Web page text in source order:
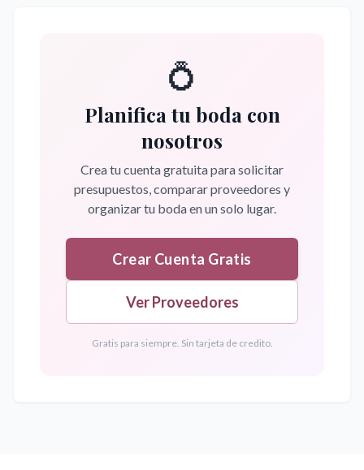
💍
Planifica tu boda con
nosotros
Crea tu cuenta gratuita para solicitar
presupuestos, comparar proveedores y
organizar tu boda en un solo lugar.
Crear Cuenta Gratis
Ver Proveedores
Gratis para siempre. Sin tarjeta de credito.